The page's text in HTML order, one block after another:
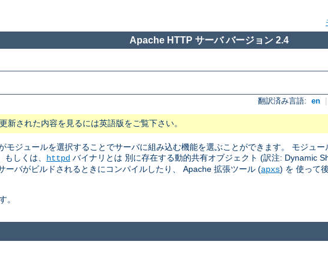
Apache HTTP サーバ バージョン 2.4
翻訳済み言語: en
された内容を見るには英語版をご覧下さい。
ジュールを選択することでサーバに組み込む機能を選ぶことができます。 モジュー
しくは、 httpd バイナリとは 別に存在する動的共有オブジェクト (訳注: Dynamic
バがビルドされるときにコンパイルしたり、 Apache 拡張ツール (apxs) を 使って
。